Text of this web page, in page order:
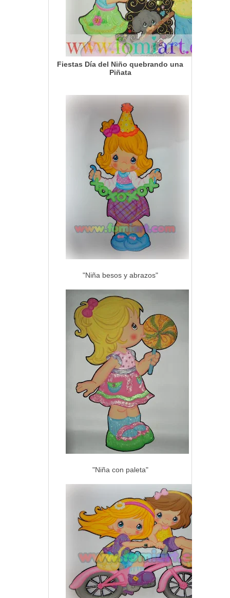
Fiestas Día del Niño quebrando una
Piñata
"Niña besos y abrazos"
"Niña con paleta"